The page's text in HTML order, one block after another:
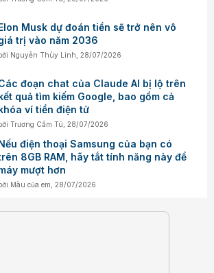
Musk dự đoán tiền sẽ trở nên vô
trị vào năm 2036
Nguyễn Thùy Linh ,28/07/2026
đoạn chat của Claude AI bị lộ trên
quả tìm kiếm Google, bao gồm cả
ví tiền điện tử
Trương Cẩm Tú ,28/07/2026
điện thoại Samsung của bạn có
8GB RAM, hãy tắt tính năng này để
mượt hơn
Màu của em ,28/07/2026